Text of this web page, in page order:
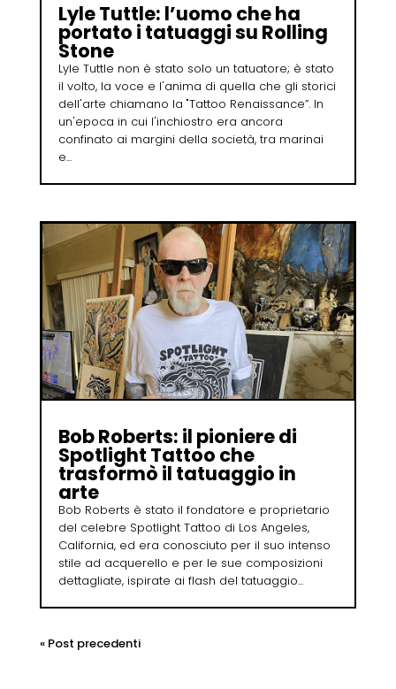
Lyle Tuttle: l’uomo che ha
portato i tatuaggi su Rolling
Stone
Lyle Tuttle non è stato solo un tatuatore; è stato
il volto, la voce e l'anima di quella che gli storici
dell'arte chiamano la "Tattoo Renaissance”. In
un'epoca in cui l'inchiostro era ancora
confinato ai margini della società, tra marinai
e...
Bob Roberts: il pioniere di
Spotlight Tattoo che
trasformò il tatuaggio in
arte
Bob Roberts è stato il fondatore e proprietario
del celebre Spotlight Tattoo di Los Angeles,
California, ed era conosciuto per il suo intenso
stile ad acquerello e per le sue composizioni
dettagliate, ispirate ai flash del tatuaggio...
« Post precedenti